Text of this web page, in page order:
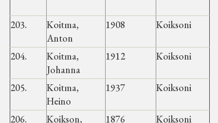
203.
Koitma,
Anton
1908 Koiksoni
204.
Koitma,
Johanna
1912 Koiksoni
205.
Koitma,
Heino
1937 Koiksoni
206. Koikson, 1876 Koiksoni